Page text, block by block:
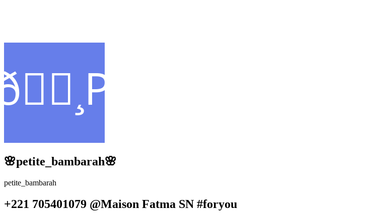
🌸petite_bambarah🌸
petite_bambarah
+221 705401079 @Maison Fatma SN #foryou